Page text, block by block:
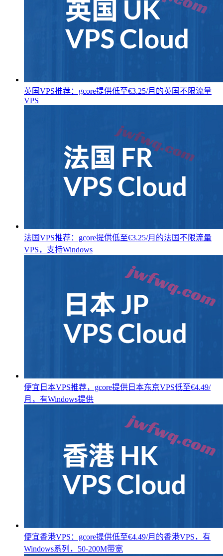
英国VPS推荐：gcore提供低至€3.25/月的英国不限流量
VPS
法国VPS推荐：gcore提供低至€3.25/月的法国不限流量
VPS，支持Windows
便宜日本VPS推荐，gcore提供日本东京VPS低至€4.49/
月，有Windows提供
便宜香港VPS：gcore提供低至€4.49/月的香港VPS，有
Windows系列，50-200M带宽